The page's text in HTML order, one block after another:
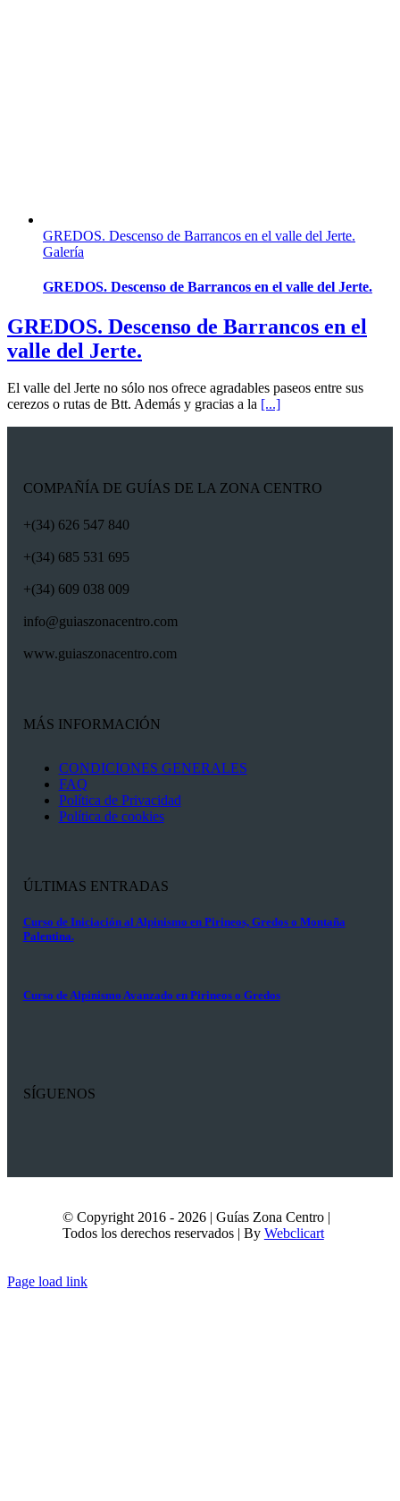
GREDOS. Descenso de Barrancos en el valle del Jerte.
Galería
GREDOS. Descenso de Barrancos en el valle del Jerte.
GREDOS. Descenso de Barrancos en el
valle del Jerte.
El valle del Jerte no sólo nos ofrece agradables paseos entre sus
cerezos o rutas de Btt. Además y gracias a la [...]
COMPAÑÍA DE GUÍAS DE LA ZONA CENTRO
+(34) 626 547 840
+(34) 685 531 695
+(34) 609 038 009
info@guiaszonacentro.com
www.guiaszonacentro.com
MÁS INFORMACIÓN
CONDICIONES GENERALES
FAQ
Política de Privacidad
Política de cookies
ÚLTIMAS ENTRADAS
Curso de Iniciación al Alpinismo en Pirineos, Gredos o Montaña
Palentina.
Curso de Alpinismo Avanzado en Pirineos o Gredos
SÍGUENOS
© Copyright 2016 - 2026 | Guías Zona Centro |
Todos los derechos reservados | By Webclicart
Page load link